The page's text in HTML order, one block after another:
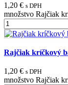
1,20 € s DPH
množstvo Rajčiak
Rajčiak kríčkový
1,20 € s DPH
množstvo Rajčiak